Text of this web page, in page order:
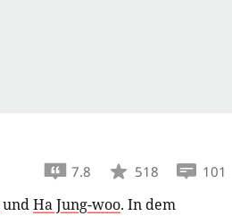
7.8 518 101
undHa Jung-woo. In dem